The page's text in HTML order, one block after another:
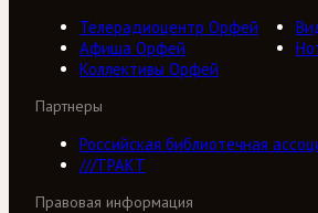
Телерадиоцентр Орфей
Афиша Орфей
Коллективы Орфей
Партнеры
Российская библиотечная
///ТРАКТ
Правовая информация